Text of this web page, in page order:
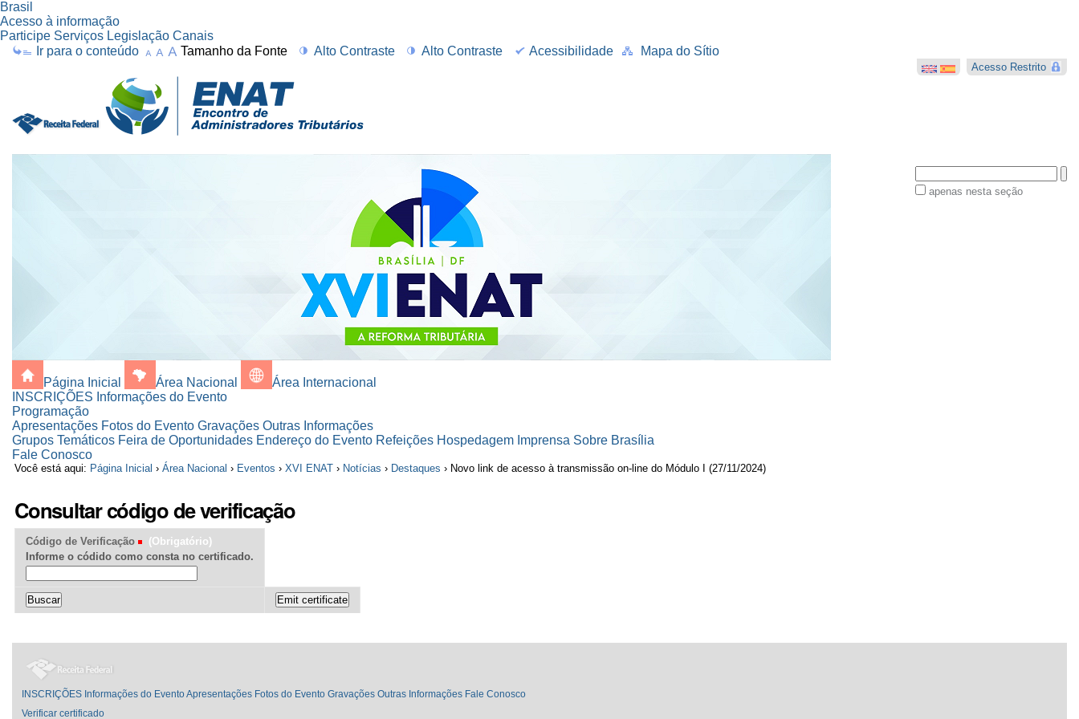
Brasil
Acesso à informação
Participe Serviços Legislação Canais
Ir
Ir
para
Ir para o conteúdo Tamanho da Fonte Alto Contraste Alto Contraste Acessibilidade Mapa do Sítio
Acesso Restrito
apenas nesta seção
Página Inicial Área Nacional
Área Internacional
INSCRIÇÕES Informações do Evento
Programação
Apresentações Fotos do Evento Gravações Outras Informações
Grupos Temáticos Feira de Oportunidades Endereço do Evento Refeições Hospedagem Imprensa Sobre Brasília
Fale Conosco
Você está aqui: Página Inicial ›Área Nacional › Eventos ›XVI ENAT › Notícias › Destaques › Novo link de acesso à transmissão on-line do Módulo I (27/11/2024)
Consultar código de verificação
Código de Verificação
(Obrigatório)
Informe o códido como consta no certificado.
INSCRIÇÕES Informações do EventoApresentações Fotos do Evento Gravações Outras Informações Fale Conosco
Verificar certificado